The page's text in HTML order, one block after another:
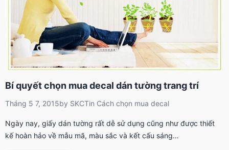
Bí quyết chọn mua decal dán tường trang trí
Tháng 5 7, 2015by SKCTin Cách chọn mua decal
Ngày nay, giấy dán tường rất dễ sử dụng cũng như được thiết
kế hoàn hảo về mẫu mã, màu sắc và kết cấu sáng…